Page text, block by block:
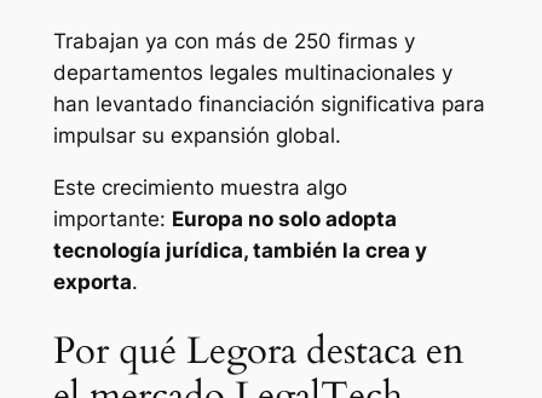
Trabajan ya con más de 250 firmas y
departamentos legales multinacionales y
han levantado financiación significativa para
impulsar su expansión global.
Este crecimiento muestra algo
importante: Europa no solo adopta
tecnología jurídica, también la crea y
exporta.
Por qué Legora destaca en